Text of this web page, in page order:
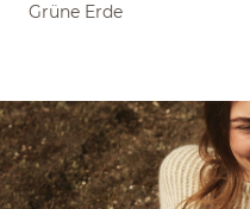
Grüne Erde